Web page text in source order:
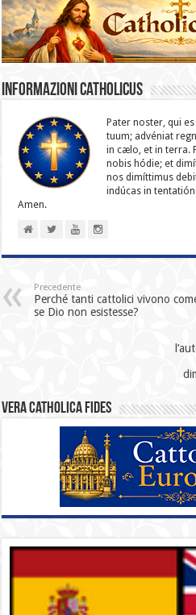
Informazioni catholicus
Pater noster, qui
tuum; advéniat
in cælo, et in terra.
nobis hódie; et
nos dimíttimus
indúcas in
Amen.
Precedente
Perché tanti cattolici vivono
se Dio non esistesse?
Vera catholica fides